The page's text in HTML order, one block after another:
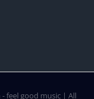
feel good music | All